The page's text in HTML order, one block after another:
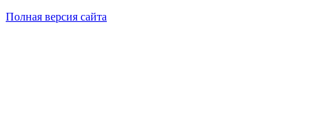
Полная версия сайта